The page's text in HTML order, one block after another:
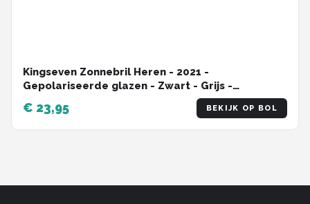
Kingseven Zonnebril Heren - 2021 -
Gepolariseerde glazen - Zwart - Grijs -
€ 23,95 BEKIJK OP BOL